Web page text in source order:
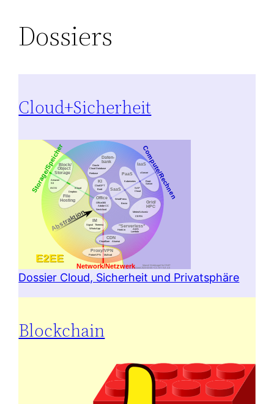
Dossiers
Cloud+Sicherheit
Dossier Cloud, Sicherheit und Privatsphäre
Blockchain